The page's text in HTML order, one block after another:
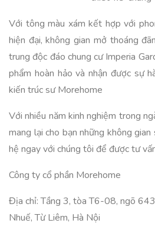
Với tông màu xám kết hợp với
hiện đại, không gian mở thoáng
trung độc đáo chung cư Imperia
phẩm hoàn hảo và nhận được sự
kiến trúc sư Morehome
Với nhiều năm kinh nghiệm trong
mang lại cho bạn những không
hệ ngay với chúng tôi để được tư
Công ty cổ phần Morehome
Địa chỉ: Tầng 3, tòa T6-08, ngõ
Nhuế, Từ Liêm, Hà Nội